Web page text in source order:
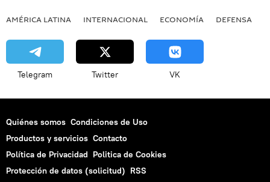
AMÉRICA LATINA INTERNACIONAL ECONOMÍA DEFENSA
Telegram Twitter VK
Quiénes somos Condiciones de Uso
Productos y servicios Contacto
Política de Privacidad Politica de Cookies
Protección de datos (solicitud) RSS